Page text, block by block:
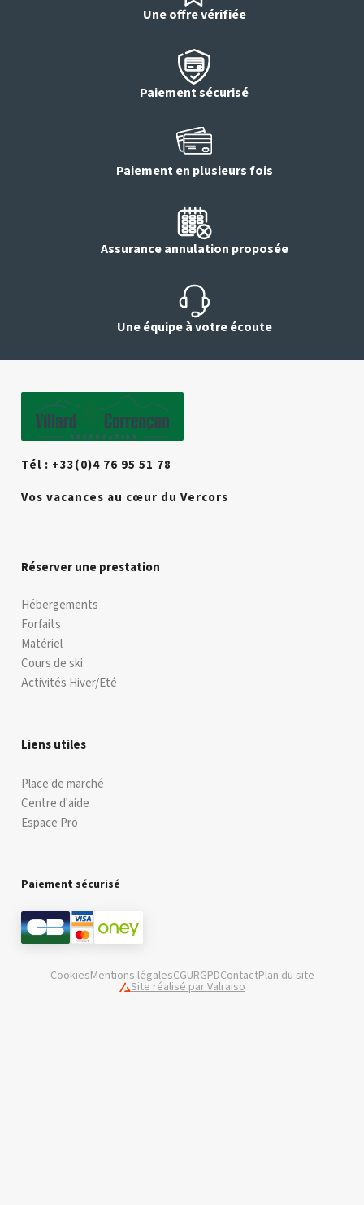
Une offre vérifiée
Paiement sécurisé
Paiement en plusieurs fois
Assurance annulation proposée
Une équipe à votre écoute
Tél : +33(0)4 76 95 51 78
Vos vacances au cœur du Vercors
Réserver une prestation
Hébergements
Forfaits
Matériel
Cours de ski
Activités Hiver/Eté
Liens utiles
Place de marché
Centre d'aide
Espace Pro
Paiement sécurisé
CookiesMentions légalesCGURGPDContactPlan du site
Valraiso
Site réalisé par Valraiso